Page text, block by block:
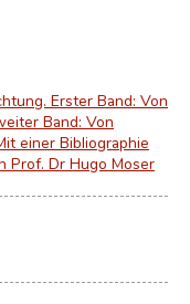
Erster Band: Von
Band: Von
einer Bibliographie
Prof. Dr Hugo Moser